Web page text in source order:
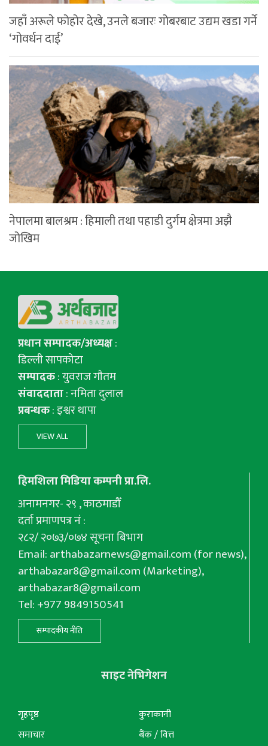
जहाँ अरूले फोहोर देखे, उनले बजारः गोबरबाट उद्यम खडा गर्ने
‘गोवर्धन दाई’
नेपालमा बालश्रम : हिमाली तथा पहाडी दुर्गम क्षेत्रमा अझै
जोखिम
प्रधान सम्पादक/अध्यक्ष:
डिल्ली सापकोटा
सम्पादक: युवराज गाैतम
संवाददाता: नमिता दुलाल
प्रबन्धक: इश्वर थापा
VIEW ALL
हिमशिला मिडिया कम्पनी प्रा.लि.
अनामनगर- २९ , काठमाडौँ
दर्ता प्रमाणपत्र नं :
२८२/ २०७३/०७४ सूचना बिभाग
Email:arthabazarnews@gmail.com(for news),
arthabazar8@gmail.com(Marketing),
arthabazar8@gmail.com
Tel: +977 9849150541
सम्पादकीय नीति
साइट नेभिगेशन
गृहपृष्ठ
समाचार
कुराकानी
बैंक / वित्त